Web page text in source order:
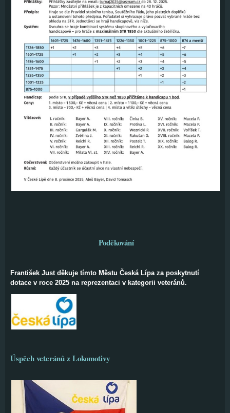
Poděkování
František Just děkuje tímto Městu Česká Lípa za poskytnutí
dotace v roce 2025 na reprezentaci v kategorii veteránů.
Úspěch veteránů z Lokomotivy